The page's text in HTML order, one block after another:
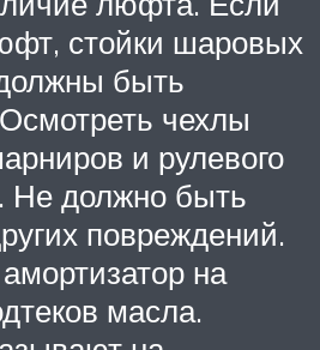
стойки шаровых
быть
чехлы
и рулевого
Не должно быть
повреждений.
на
масла.